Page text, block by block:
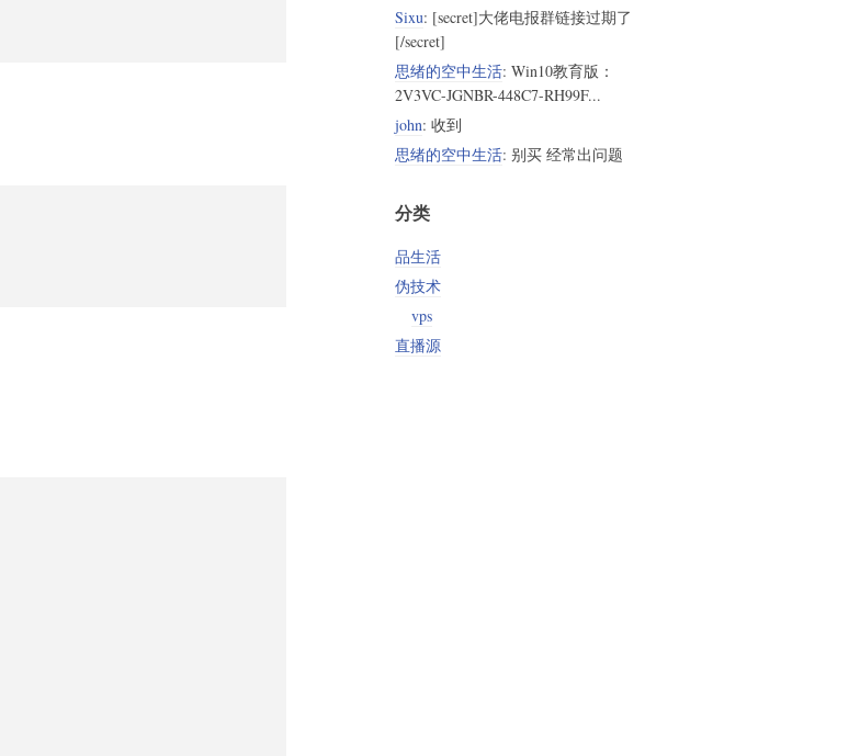
Sixu: [secret]大佬电报群链接过期了
[/secret]
思绪的空中生活: Win10教育版：
2V3VC-JGNBR-448C7-RH99F...
john: 收到
思绪的空中生活: 别买 经常出问题
分类
品生活
伪技术
vps
直播源